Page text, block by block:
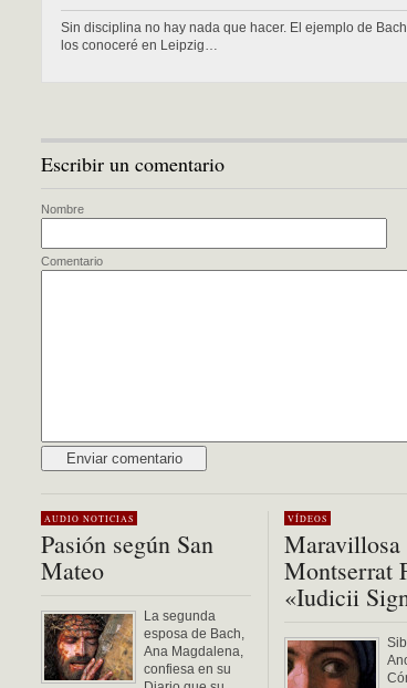
Sin disciplina no hay nada que hacer. El ejemplo de
los conoceré en Leipzig…
Escribir un comentario
Nombre
Comentario
AUDIO NOTICIAS
Pasión según San
Mateo
La segunda
esposa de Bach,
Ana Magdalena,
confiesa en su
VÍDEOS
Maravillosa
Montserrat
«Iudicii